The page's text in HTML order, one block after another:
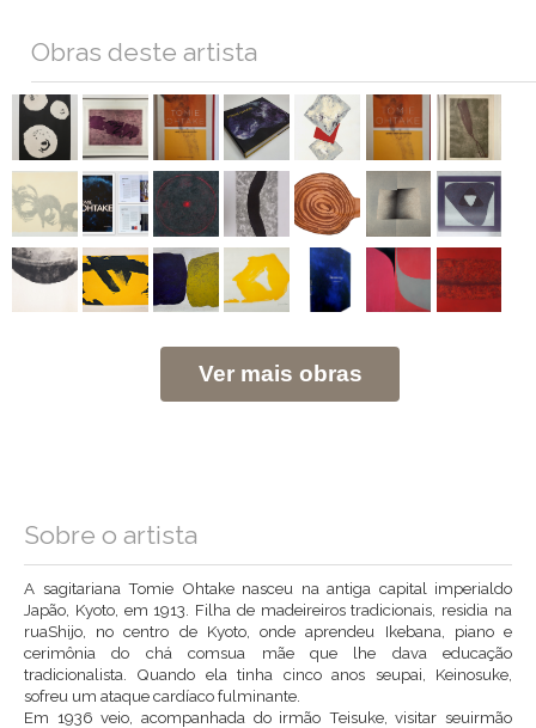
Obras deste artista
Ver mais obras
Sobre o artista
A sagitariana Tomie Ohtake nasceu na antiga capital imperialdo
Japão, Kyoto, em 1913. Filha de madeireiros tradicionais, residia na
ruaShijo, no centro de Kyoto, onde aprendeu Ikebana, piano e
cerimônia do chá comsua mãe que lhe dava educação
tradicionalista. Quando ela tinha cinco anos seupai, Keinosuke,
sofreu um ataque cardíaco fulminante.
Em 1936 veio, acompanhada do irmão Teisuke, visitar seuirmão